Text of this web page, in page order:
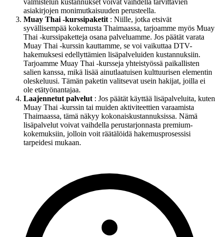
asiakirjojen monimutkaisuuden perusteella.
Muay Thai -kurssipaketit : Niille, jotka etsivät
syvällisempää kokemusta Thaimaassa, tarjoamme myös Muay
Thai -kurssipaketteja osana palveluamme. Jos päätät varata
Muay Thai -kurssin kauttamme, se voi vaikuttaa DTV-
hakemuksesi edellyttämien lisäpalveluiden kustannuksiin.
Tarjoamme Muay Thai -kursseja yhteistyössä paikallisten
salien kanssa, mikä lisää ainutlaatuisen kulttuurisen elementin
oleskeluusi. Tämän paketin valitsevat usein hakijat, joilla ei
ole etätyönantajaa.
Laajennetut palvelut : Jos päätät käyttää lisäpalveluita, kuten
Muay Thai -kurssin tai muiden aktiviteettien varaamista
Thaimaassa, tämä näkyy kokonaiskustannuksissa. Nämä
lisäpalvelut voivat vaihdella perustarjonnasta premium-
kokemuksiin, jolloin voit räätälöidä hakemusprosessisi
tarpeidesi mukaan.